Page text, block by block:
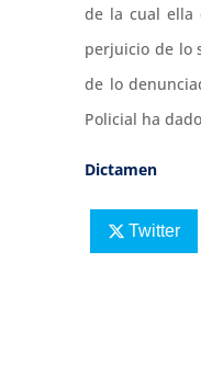
de la cual ella
perjuicio de lo
de lo
Policial ha
Dictamen
Twitter